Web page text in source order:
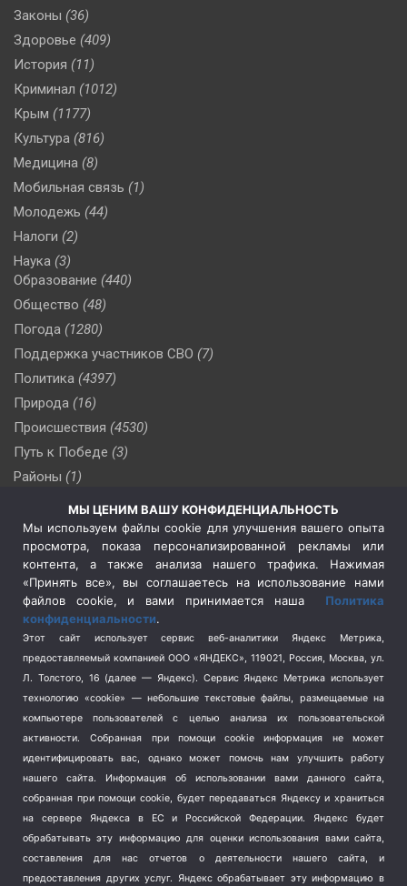
Законы (36)
Здоровье (409)
История (11)
Криминал (1012)
Крым (1177)
Культура (816)
Медицина (8)
Мобильная связь (1)
Молодежь (44)
Налоги (2)
Наука (3)
Образование (440)
Общество (48)
Погода (1280)
Поддержка участников СВО (7)
Политика (4397)
Природа (16)
Происшествия (4530)
Путь к Победе (3)
Районы (1)
(510)
Сельское хозяйство (3)
Социальная политика
(3)
Спецоперация в Украине
Спецоперация на Украине
(404)
Спорт (740)
Терроризм (1)
Транспорт (262)
Туризм (178)
Флот (76)
Школа и спорт (2)
Экология (8)
Экономика (1172)
МЫ ЦЕНИМ ВАШУ КОНФИДЕНЦИАЛЬНОСТЬ
Мы используем файлы cookie для улучшения вашего опыта
просмотра, показа персонализированной рекламы или
контента, а также анализа нашего трафика. Нажимая
«Принять все», вы соглашаетесь на использование нами
файлов cookie, и вами принимается наша Политика
конфиденциальности.
Этот сайт использует сервис веб-аналитики Яндекс Метрика,
предоставляемый компанией ООО «ЯНДЕКС», 119021, Россия, Москва, ул.
Л. Толстого, 16 (далее — Яндекс). Сервис Яндекс Метрика использует
технологию «cookie» — небольшие текстовые файлы, размещаемые на
компьютере пользователей с целью анализа их пользовательской
активности.
Собранная при помощи cookie информация не может
идентифицировать вас, однако может помочь нам улучшить работу
нашего сайта. Информация об использовании вами данного сайта,
собранная при помощи cookie, будет передаваться Яндексу и храниться
на сервере Яндекса в ЕС и Российской Федерации. Яндекс будет
обрабатывать эту информацию для оценки использования вами сайта,
составления для нас отчетов о деятельности нашего сайта, и
предоставления других услуг. Яндекс обрабатывает эту информацию в